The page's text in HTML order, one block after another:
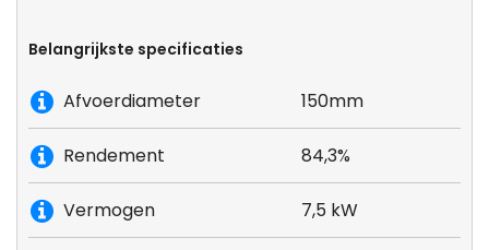
Belangrijkste specificaties
Afvoerdiameter 150mm
Rendement 84,3%
Vermogen 7,5 kW